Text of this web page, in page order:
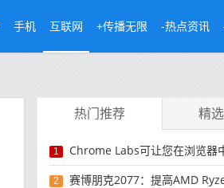
手机 互联网 +传播无限 -热点资讯
热门推荐 精
1 Chrome Labs可让您在浏览器
2 赛博朋克2077：提高AMD Ryzen